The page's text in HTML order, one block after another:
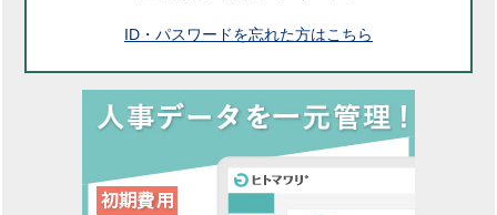
ID・パスワードを忘れた方はこちら